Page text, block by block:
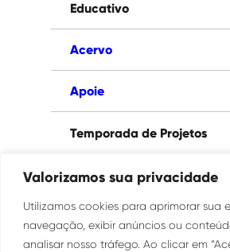
Valorizamos sua privacidade
Utilizamos cookies para aprimorar sua
navegação, exibir anúncios ou
analisar nosso tráfego. Ao clicar em
Educativo
Acervo
Apoie
Temporada de Projetos
Paço das Artes
Institucional